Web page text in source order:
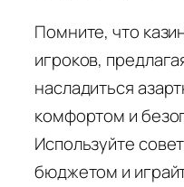
Помните, что
игроков,
насладиться
комфортом и
Используйте
бюджетом и